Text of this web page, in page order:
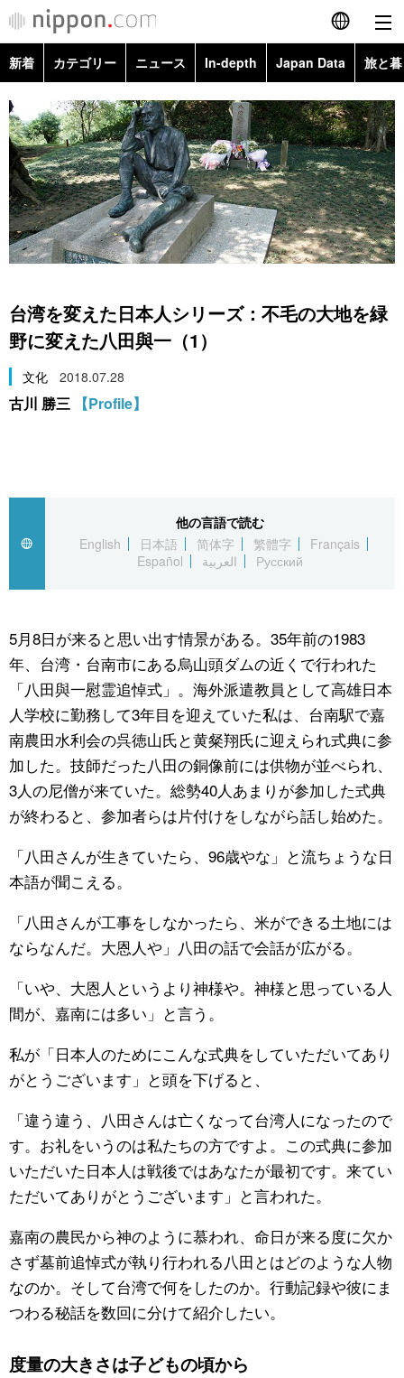
English
简体字
繁體字
Français
Español
カテゴリー
政治・外交
国際
社会
暮らし
スポーツ・東京2020
ニュース
アーカイブ
Japan Data
旅と暮らし
Cinema
Topics
Images
People
東京
お知らせ
新着 カテゴリー ニュース In-depth Japan Data 旅と
政治・外交
経済・ビジネス
国際・海外
社会
科学・技術
暮らし
Topics
Images
People
東京
台湾を変えた日本人シリーズ：不毛の大地を緑
野に変えた八田與一（1）
文化 2018.07.28
古川 勝三 【Profile】
他の言語で読む
English
日本語 简体字 繁體字
Français
Español
العربية Русский
5月8日が来ると思い出す情景がある。35年前の1983
年、台湾・台南市にある烏山頭ダムの近くで行われた
「八田與一慰霊追悼式」。海外派遣教員として高雄日本
人学校に勤務して3年目を迎えていた私は、台南駅で嘉
南農田水利会の呉徳山氏と黄粲翔氏に迎えられ式典に参
加した。技師だった八田の銅像前には供物が並べられ、
3人の尼僧が来ていた。総勢40人あまりが参加した式典
が終わると、参加者らは片付けをしながら話し始めた。
「八田さんが生きていたら、96歳やな」と流ちょうな日
本語が聞こえる。
「八田さんが工事をしなかったら、米ができる土地には
ならなんだ。大恩人や」八田の話で会話が広がる。
「いや、大恩人というより神様や。神様と思っている人
間が、嘉南には多い」と言う。
私が「日本人のためにこんな式典をしていただいてあり
がとうございます」と頭を下げると、
「違う違う、八田さんは亡くなって台湾人になったので
す。お礼をいうのは私たちの方ですよ。この式典に参加
いただいた日本人は戦後ではあなたが最初です。来てい
ただいてありがとうございます」と言われた。
嘉南の農民から神のように慕われ、命日が来る度に欠か
さず墓前追悼式が執り行われる八田とはどのような人物
なのか。そして台湾で何をしたのか。行動記録や彼にま
つわる秘話を数回に分けて紹介したい。
度量の大きさは子どもの頃から